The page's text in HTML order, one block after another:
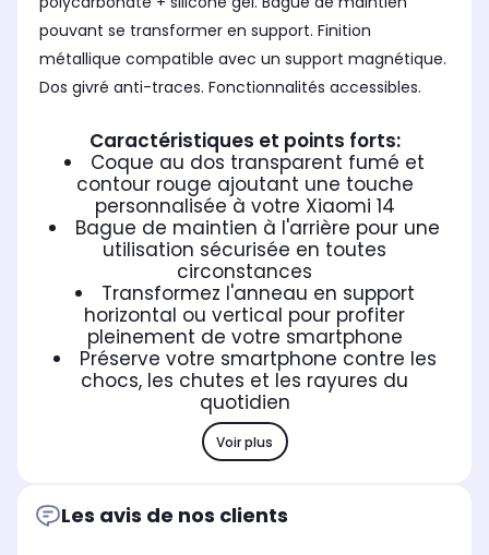
pouvant se transformer en support. Finition
métallique compatible avec un support magnétique.
Dos givré anti-traces. Fonctionnalités accessibles.
Caractéristiques et points forts:
Coque au dos transparent fumé et
contour rouge ajoutant une touche
personnalisée à votre Xiaomi 14
Bague de maintien à l'arrière pour une
utilisation sécurisée en toutes
circonstances
Transformez l'anneau en support
horizontal ou vertical pour profiter
pleinement de votre smartphone
Préserve votre smartphone contre les
chocs, les chutes et les rayures du
quotidien
Voir plus
Les avis de nos clients